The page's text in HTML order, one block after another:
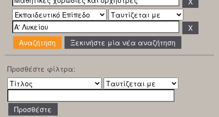
Ξεκινήστε μία νέα αναζήτηση
Προσθέστε φίλτρα: